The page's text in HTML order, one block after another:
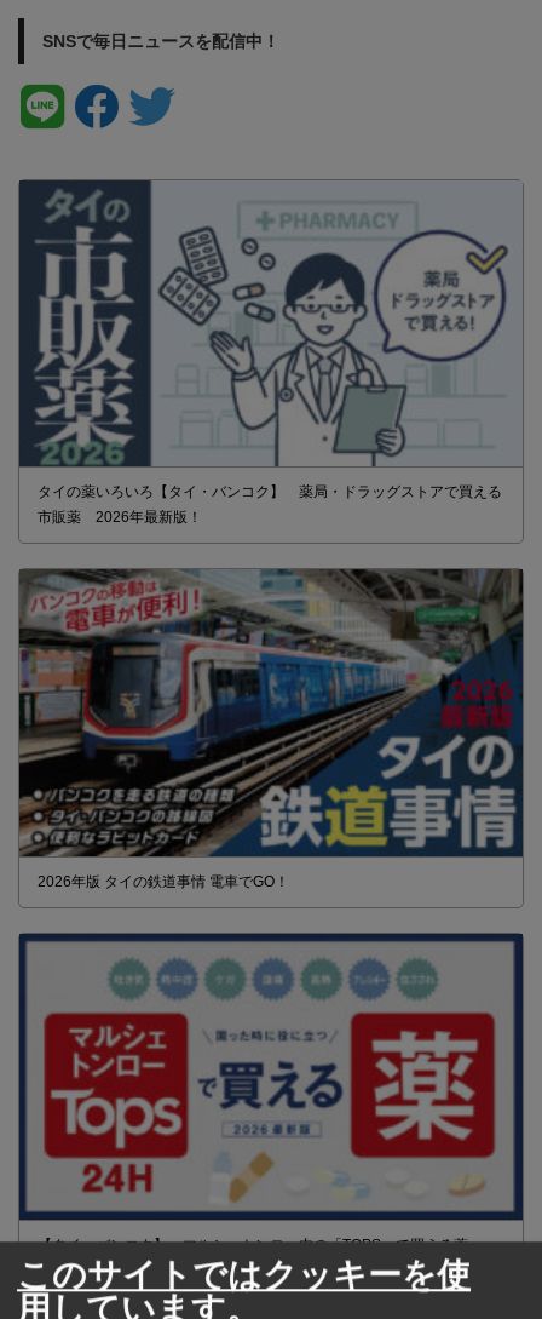
SNSで毎日ニュースを配信中！
タイの薬いろいろ【タイ・バンコク】 薬局・ドラッグストアで買える
市販薬 2026年最新版！
2026年版 タイの鉄道事情 電車でGO！
【タイ・バンコク】 マルシェトンロー内の「TOPS」で買える薬
2026年版
このサイトではクッキーを使
用しています。